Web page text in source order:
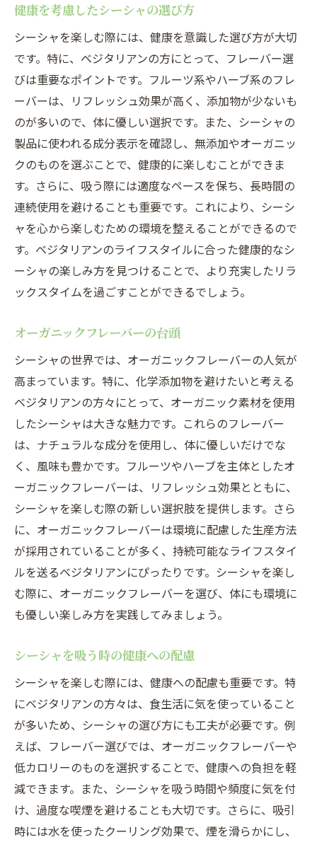
健康を考慮したシーシャの選び方
シーシャを楽しむ際には、健康を意識した選び方が大切
です。特に、ベジタリアンの方にとって、フレーバー選
びは重要なポイントです。フルーツ系やハーブ系のフレ
ーバーは、リフレッシュ効果が高く、添加物が少ないも
のが多いので、体に優しい選択です。また、シーシャの
製品に使われる成分表示を確認し、無添加やオーガニッ
クのものを選ぶことで、健康的に楽しむことができま
す。さらに、吸う際には適度なペースを保ち、長時間の
連続使用を避けることも重要です。これにより、シーシ
ャを心から楽しむための環境を整えることができるので
す。ベジタリアンのライフスタイルに合った健康的なシ
ーシャの楽しみ方を見つけることで、より充実したリラ
ックスタイムを過ごすことができるでしょう。
オーガニックフレーバーの台頭
シーシャの世界では、オーガニックフレーバーの人気が
高まっています。特に、化学添加物を避けたいと考える
ベジタリアンの方々にとって、オーガニック素材を使用
したシーシャは大きな魅力です。これらのフレーバー
は、ナチュラルな成分を使用し、体に優しいだけでな
く、風味も豊かです。フルーツやハーブを主体としたオ
ーガニックフレーバーは、リフレッシュ効果とともに、
シーシャを楽しむ際の新しい選択肢を提供します。さら
に、オーガニックフレーバーは環境に配慮した生産方法
が採用されていることが多く、持続可能なライフスタイ
ルを送るベジタリアンにぴったりです。シーシャを楽し
む際に、オーガニックフレーバーを選び、体にも環境に
も優しい楽しみ方を実践してみましょう。
シーシャを吸う時の健康への配慮
シーシャを楽しむ際には、健康への配慮も重要です。特
にベジタリアンの方々は、食生活に気を使っていること
が多いため、シーシャの選び方にも工夫が必要です。例
えば、フレーバー選びでは、オーガニックフレーバーや
低カロリーのものを選択することで、健康への負担を軽
減できます。また、シーシャを吸う時間や頻度に気を付
け、過度な喫煙を避けることも大切です。さらに、吸引
時には水を使ったクーリング効果で、煙を滑らかにし、